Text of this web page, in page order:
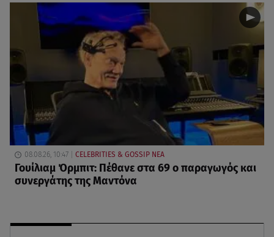
08.08.26, 10:47 CELEBRITIES & GOSSIP ΝΕΑ
Γουίλιαμ Όρμπιτ: Πέθανε στα 69 ο παραγωγός και
συνεργάτης της Μαντόνα